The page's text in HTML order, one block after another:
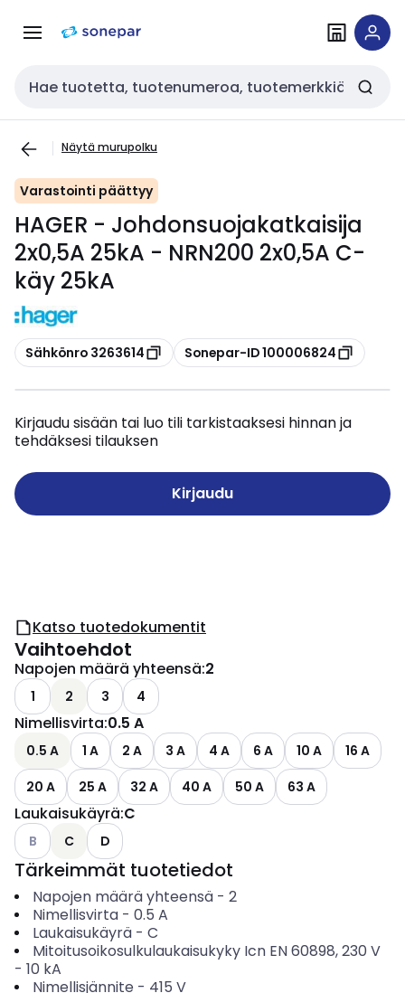
navigointiinsisältöön
Haku
Näytä murupolku
Varastointi päättyy
HAGER - Johdonsuojakatkaisija
2x0,5A 25kA - NRN200 2x0,5A C-
käy 25kA
Kopioi
Sähkönro 3263614 Kopioi
Sonepar-ID 100006824
Kirjaudu sisään tai luo tili tarkistaaksesi hinnan ja
tehdäksesi tilauksen
Kirjaudu
Katso tuotedokumentit
Vaihtoehdot
Napojen määrä yhteensä:2
1 2 3 4
Nimellisvirta:0.5 A
0.5 A 1 A 2 A 3 A 4 A 6 A 10 A
16 A
20 A
25 A 32 A 40 A 50 A 63 A
Laukaisukäyrä:C
Katso käytettävissä olevat vaihtoehdot
B C D
Tärkeimmät tuotetiedot
Napojen määrä yhteensä- 2
Nimellisvirta- 0.5 A
Laukaisukäyrä- C
Mitoitusoikosulkulaukaisukyky Icn EN 60898, 230 V
- 10 kA
Nimellisjännite - 415 V